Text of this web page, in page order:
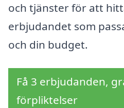
och tjänster för att
erbjudandet som
och din budget.
Få 3 erbjudanden,
förpliktelser